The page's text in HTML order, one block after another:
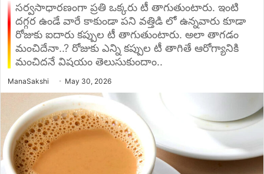
సర్వసాధారణంగా ప్రతి ఒక్కరు టీ తాగుతుంటారు. ఇంటి
దగ్గర ఉండే వారే కాకుండా పని వత్తిడి లో ఉన్నవారు కూడా
రోజుకు ఐదారు కప్పుల టీ తాగుతుంటారు. అలా తాగడం
మంచిదేనా..? రోజుకు ఎన్ని కప్పుల టీ తాగితే ఆరోగ్యానికి
మంచిదనే విషయం తెలుసుకుందాం..
ManaSakshi Send
email
May 30, 2026